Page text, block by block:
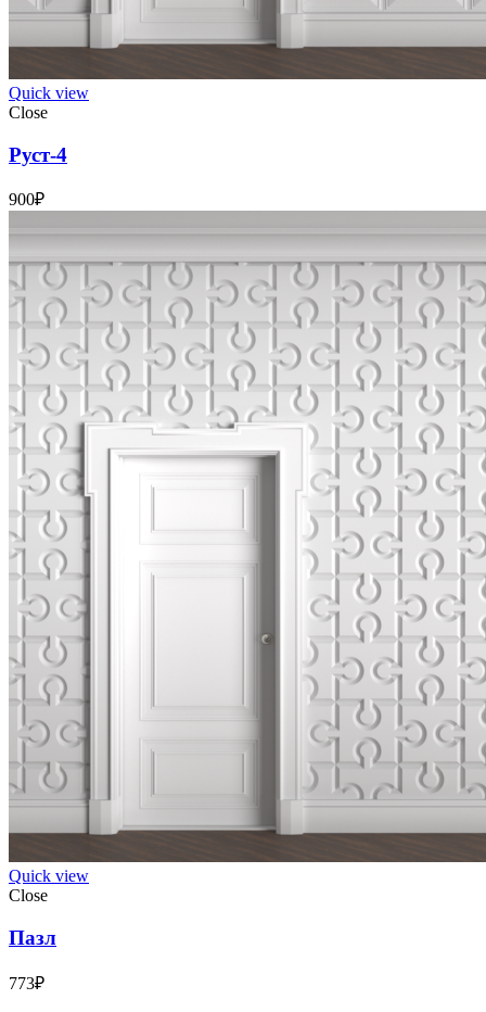
Quick view
Close
Руст-4
900₽
Quick view
Close
Пазл
773₽